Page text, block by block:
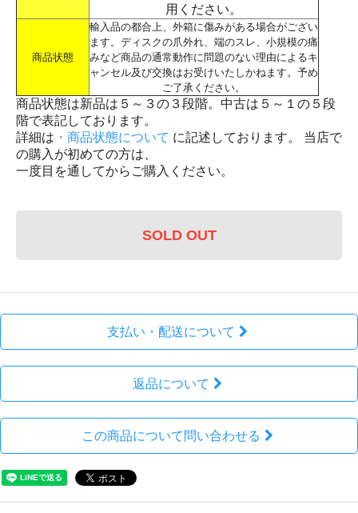
用ください。
商品状態
輸入品の都合上、外箱に傷みがある場合がござい
ます。ディスクの爪外れ、端のスレ、小規模の痛
みなど商品の通常動作に問題のない理由によるキ
ャンセル及び交換はお受けいたしかねます。予め
ご了承ください。
商品状態は新品は５～３の３段階。中古は５～１の５段
階で表記しております。
詳細は ・商品状態について に記述しております。 当店で
の購入が初めての方は、
一度目を通してからご購入ください。
SOLD OUT
支払い・配送について
返品について
この商品について問い合わせる